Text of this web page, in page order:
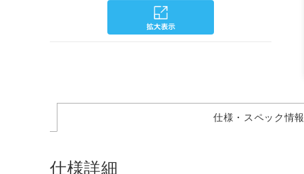
仕様・スペック情報
仕様詳細